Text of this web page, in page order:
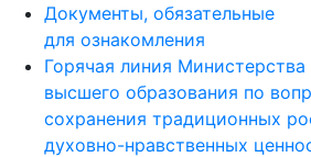
Документы, обязательные
для ознакомления
Горячая линия Министерства
высшего образования по
сохранения традиционных
духовно-нравственных